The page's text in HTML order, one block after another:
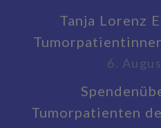
Tanja Lorenz
6.
Tumorpatienten